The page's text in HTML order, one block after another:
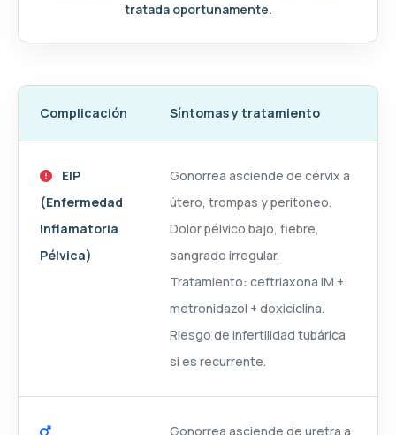
tratada oportunamente.
Complicación Síntomas y tratamiento
EIP
(Enfermedad
Inflamatoria
Pélvica)
Gonorrea asciende de cérvix a
útero, trompas y peritoneo.
Dolor pélvico bajo, fiebre,
sangrado irregular.
Tratamiento: ceftriaxona IM +
metronidazol + doxiciclina.
Riesgo de infertilidad tubárica
si es recurrente.
Gonorrea asciende de uretra a